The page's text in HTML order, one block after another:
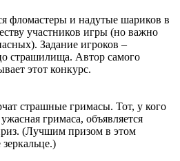
фломастеры и надутые шариков в
участников игры (но важно
Задание игроков –
страшилища. Автор самого
этот конкурс.
страшные гримасы. Тот, у кого
гримаса, объявляется
(Лучшим призом в этом